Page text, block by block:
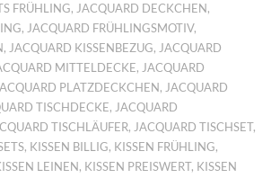
FRÜHLING, JACQUARD DECKCHEN ,
, JACQUARD FRÜHLINGSMOTIV,
, JACQUARD KISSENBEZUG, JACQUARD
MITTELDECKE, JACQUARD
PLATZDECKCHEN , JACQUARD
TISCHDECKE, JACQUARD
TISCHLÄUFER, JACQUARD TISCHSET,
, KISSEN BILLIG, KISSEN FRÜHLING,
LEINEN, KISSEN PREISWERT, KISSEN